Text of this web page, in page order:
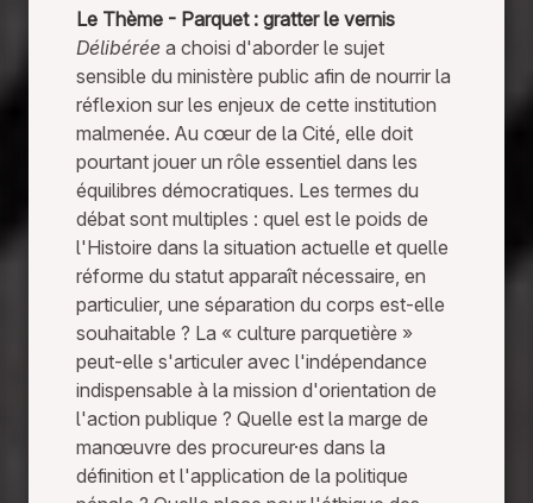
é
e
#
2
1
-
P
a
r
q
u
e
Le Thème - Parquet : gratter le vernis
Délibérée a choisi d'aborder le sujet
sensible du ministère public afin de nourrir la
réflexion sur les enjeux de cette institution
malmenée. Au cœur de la Cité, elle doit
pourtant jouer un rôle essentiel dans les
équilibres démocratiques. Les termes du
débat sont multiples : quel est le poids de
l'Histoire dans la situation actuelle et quelle
réforme du statut apparaît nécessaire, en
particulier, une séparation du corps est-elle
souhaitable ? La « culture parquetière »
peut-elle s'articuler avec l'indépendance
indispensable à la mission d'orientation de
l'action publique ? Quelle est la marge de
manœuvre des procureur·es dans la
définition et l'application de la politique